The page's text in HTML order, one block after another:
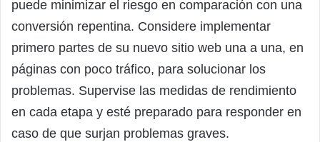
puede minimizar el riesgo en comparación con una
conversión repentina. Considere implementar
primero partes de su nuevo sitio web una a una, en
páginas con poco tráfico, para solucionar los
problemas. Supervise las medidas de rendimiento
en cada etapa y esté preparado para responder en
caso de que surjan problemas graves.